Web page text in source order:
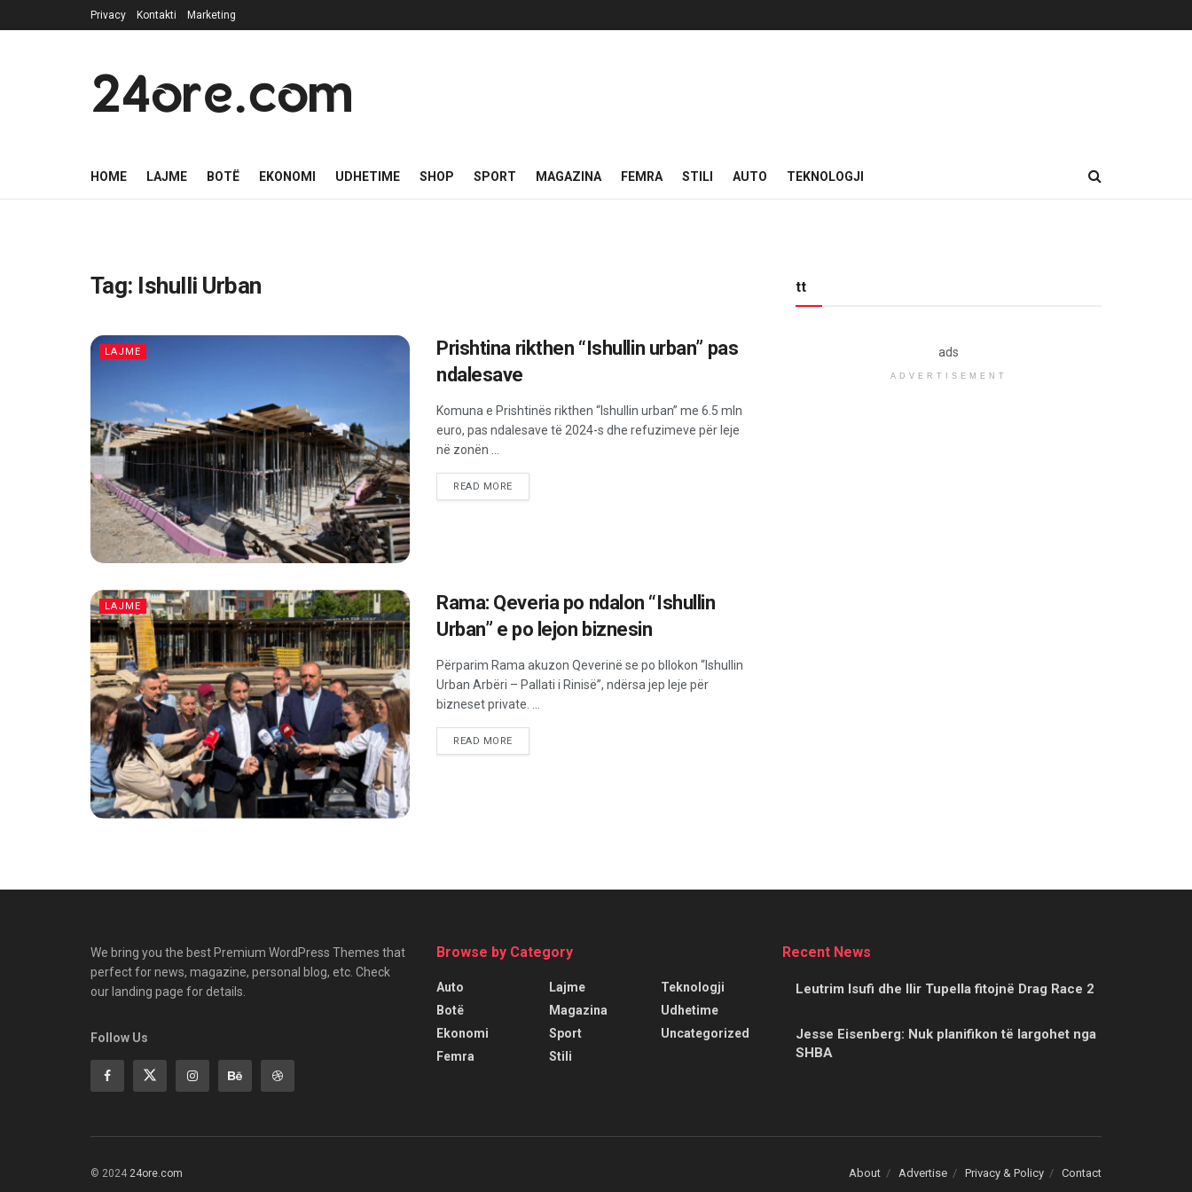
Privacy Kontakti Marketing
24ore.com
HOME LAJME BOTË EKONOMI UDHETIME SHOP SPORT MAGAZINA FEMRA STILI AUTO TEKNOLOGJI
Tag: Ishulli Urban
LAJME
Prishtina rikthen “Ishullin urban” pas
ndalesave
Komuna e Prishtinës rikthen “Ishullin urban” me 6.5 mln
euro, pas ndalesave të 2024-s dhe refuzimeve për leje
në zonën ...
READ MORE
LAJME
Rama: Qeveria po ndalon “Ishullin
Urban” e po lejon biznesin
Përparim Rama akuzon Qeverinë se po bllokon “Ishullin
Urban Arbëri – Pallati i Rinisë”, ndërsa jep leje për
bizneset private. ...
READ MORE
tt
ads
ADVERTISEMENT
We bring you the best Premium WordPress Themes that
perfect for news, magazine, personal blog, etc. Check
our landing page for details.
Follow Us
Browse by Category
Auto
Botë
Ekonomi
Femra
Lajme
Magazina
Sport
Stili
Teknologji
Udhetime
Uncategorized
Recent News
Leutrim Isufi dhe Ilir Tupella fitojnë Drag Race 2
Jesse Eisenberg: Nuk planifikon të largohet nga
SHBA
About Advertise Privacy & Policy Contact
© 2024 24ore.com